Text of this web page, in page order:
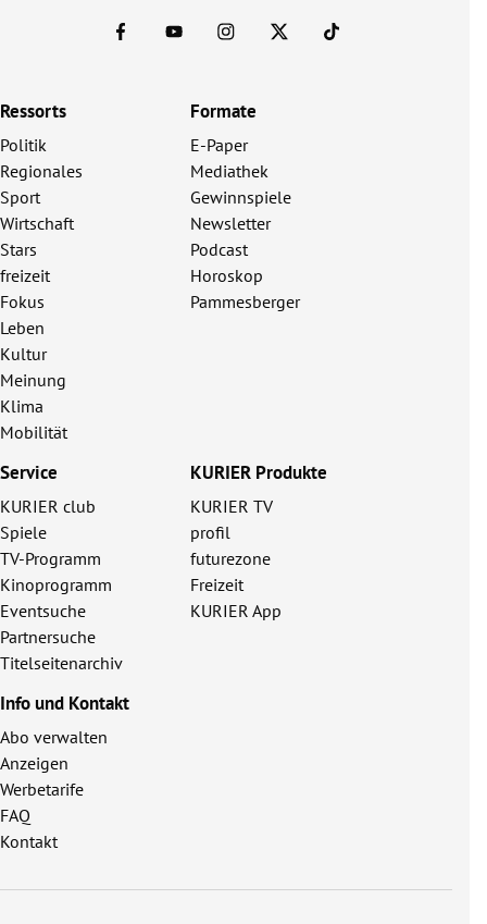
Ressorts
Politik
Regionales
Sport
Wirtschaft
Stars
freizeit
Fokus
Leben
Kultur
Meinung
Klima
Mobilität
Formate
E-Paper
Mediathek
Gewinnspiele
Newsletter
Podcast
Horoskop
Pammesberger
Service
KURIER club
Spiele
TV-Programm
Kinoprogramm
Eventsuche
Partnersuche
Titelseitenarchiv
KURIER Produkte
KURIER TV
profil
futurezone
Freizeit
KURIER App
Info und Kontakt
Abo verwalten
Anzeigen
Werbetarife
FAQ
Kontakt